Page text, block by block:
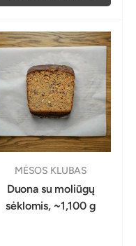
MĖSOS KLUBAS
Duona su moliūgų
sėklomis, ~1,100 g